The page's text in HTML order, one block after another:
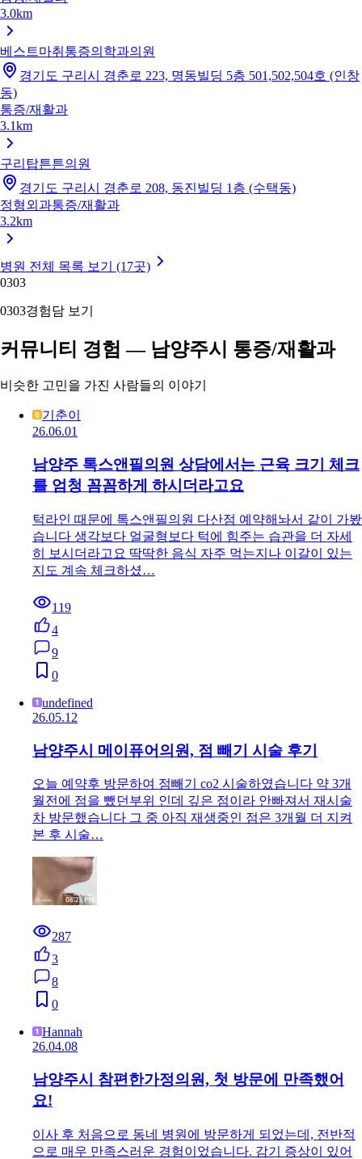
3.0km
베스트마취통증의학과의원
경기도 구리시 경춘로 223, 명동빌딩 5층 501,502,504호 (인창
동)
통증/재활과
3.1km
구리탑튼튼의원
경기도 구리시 경춘로 208, 동진빌딩 1층 (수택동)
정형외과통증/재활과
3.2km
병원 전체 목록 보기 (17곳)
0303
0303경험담 보기
커뮤니티 경험 — 남양주시 통증/재활과
비슷한 고민을 가진 사람들의 이야기
기춘이
26.06.01
남양주 톡스앤필의원 상담에서는 근육 크기 체크
를 엄청 꼼꼼하게 하시더라고요
턱라인 때문에 톡스앤필의원 다산점 예약해놔서 같이 가봤
습니다 생각보다 얼굴형보다 턱에 힘주는 습관을 더 자세
히 보시더라고요 딱딱한 음식 자주 먹는지나 이갈이 있는
지도 계속 체크하셨…
119
4
9
0
undefined
26.05.12
남양주시 메이퓨어의원, 점 빼기 시술 후기
오늘 예약후 방문하여 점빼기 co2 시술하였습니다 약 3개
월전에 점을 뺐던부위 인데 깊은 점이라 안빠져서 재시술
차 방문했습니다 그 중 아직 재생중인 점은 3개월 더 지켜
본 후 시술…
287
3
8
0
Hannah
26.04.08
남양주시 참편한가정의원, 첫 방문에 만족했어
요!
이사 후 처음으로 동네 병원에 방문하게 되었는데, 전반적
으로 매우 만족스러운 경험이었습니다. 감기 증상이 있어